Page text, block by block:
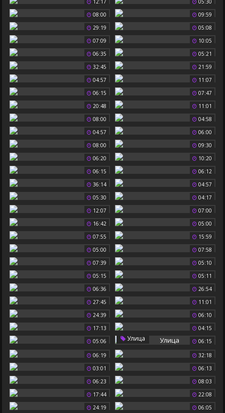
12:17
05:30
08:00
09:59
29:19
05:08
07:09
10:05
06:35
05:21
32:45
21:59
04:57
11:07
06:15
07:47
20:48
11:01
08:00
04:58
04:57
06:00
08:00
09:30
06:20
10:20
06:15
06:12
36:14
04:57
05:30
04:17
12:07
07:00
16:42
05:00
07:55
15:59
05:00
07:58
07:39
05:10
05:15
05:11
06:36
26:54
27:45
11:01
24:39
06:10
17:13
04:15
05:06
06:15
Улица
06:19
32:18
03:01
06:13
06:23
08:03
17:44
22:08
24:19
06:05